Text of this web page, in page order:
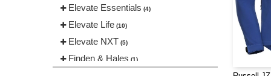
Elevate Essentials (4)
Elevate Life (10)
Elevate NXT (5)
Finden & Hales (1)